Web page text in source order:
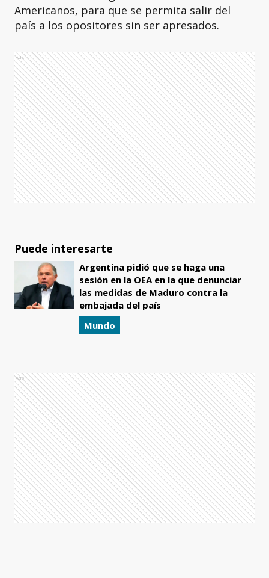
Americanos, para que se permita salir del
país a los opositores sin ser apresados.
Ads
Puede interesarte
Argentina pidió que se haga una
sesión en la OEA en la que denunciar
las medidas de Maduro contra la
embajada del país
Mundo
Ads